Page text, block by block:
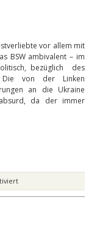
vor allem mit
BSW ambivalent – im
bezüglich des
Die von der Linken
an die Ukraine
da der immer
für
Ach